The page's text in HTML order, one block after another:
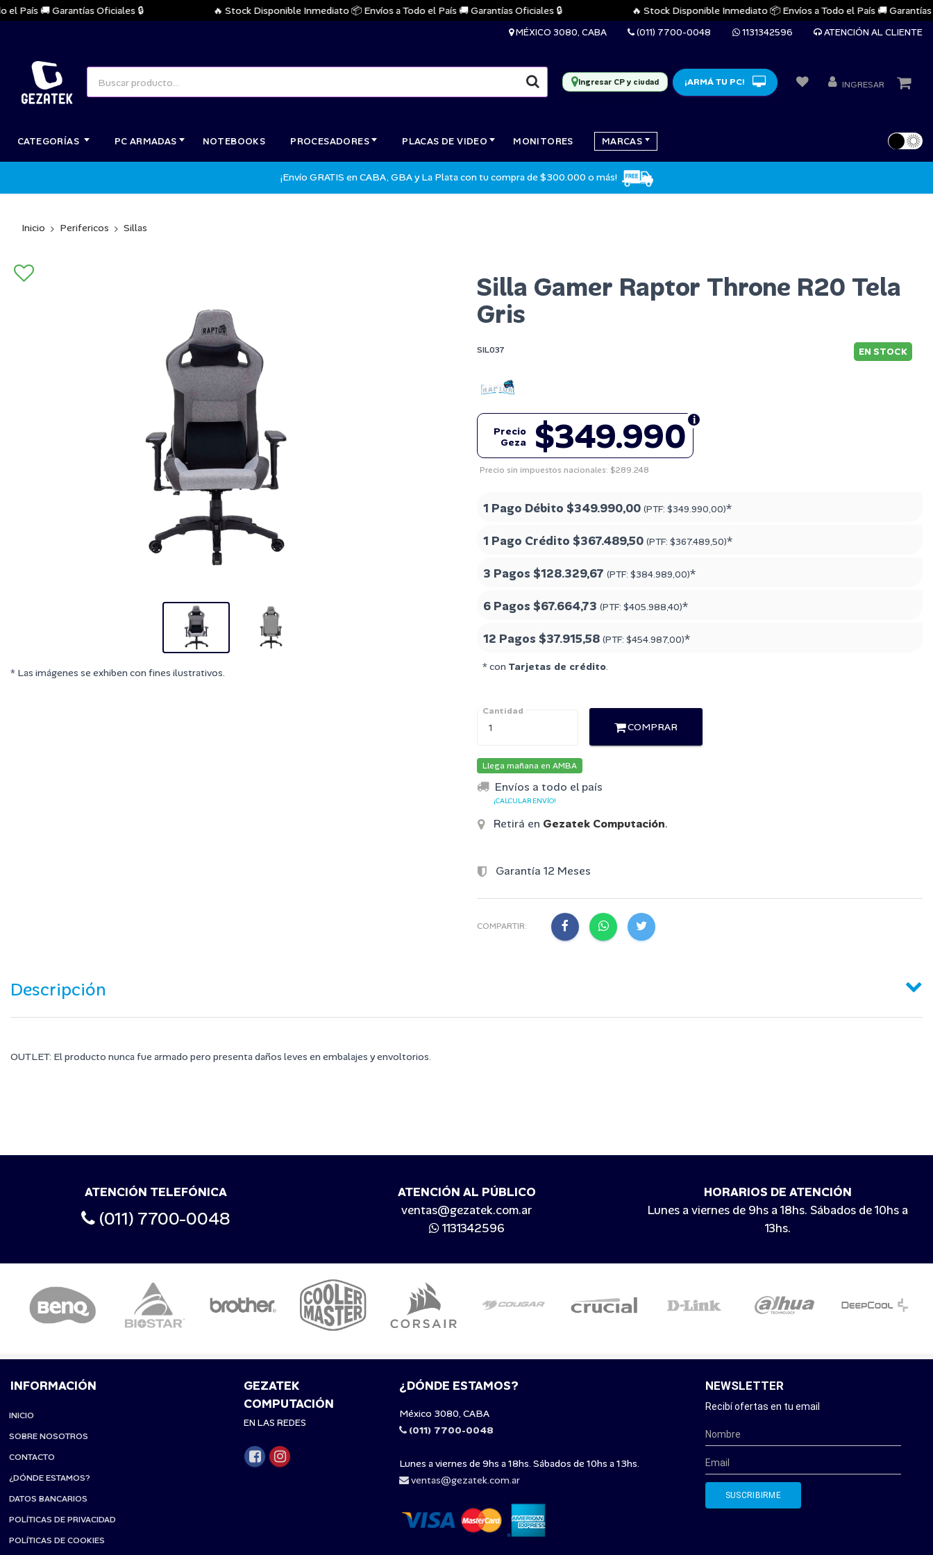
🚚 Garantías Oficiales 🔒 🔥 Stock Disponible Inmediato 📦 Envíos a Todo el País 🚚 Garantías Oficiales 🔒 🔥 Stock Disponible Inmediato 📦 Envíos a Todo el País 🚚 Garantías
MÉXICO 3080, CABA (011) 7700-0048 1131342596 ATENCIÓN AL CLIENTE
Ingresar CP y ciudad ¡ARMÁ TU PC! INGRESAR
CATEGORÍAS PC ARMADAS NOTEBOOKS PROCESADORES PLACAS DE VIDEO MONITORES MARCAS
¡Envío GRATIS en CABA, GBA y La Plata con tu compra de $300.000 o más!
Inicio Perifericos Sillas
* Las imágenes se exhiben con fines ilustrativos.
Silla Gamer Raptor Throne R20 Tela
Gris
SIL037 EN STOCK
$349.990
Precio
Geza
Precio sin impuestos nacionales: $289.248
1 Pago Débito $349.990,00 (PTF: $349.990,00)*
1 Pago Crédito $367.489,50 (PTF: $367.489,50)*
3 Pagos $128.329,67 (PTF: $384.989,00)*
6 Pagos $67.664,73 (PTF: $405.988,40)*
12 Pagos $37.915,58 (PTF: $454.987,00)*
* con Tarjetas de crédito
Cantidad
COMPRAR
Llega mañana en AMBA
Envíos a todo el país
¡CALCULAR ENVÍO!
Retirá en Gezatek Computación.
Garantía 12 Meses
COMPARTIR:
Descripción
OUTLET: El producto nunca fue armado pero presenta daños leves en embalajes y envoltorios.
ATENCIÓN TELEFÓNICA
(011) 7700-0048
ATENCIÓN AL PÚBLICO
ventas@gezatek.com.ar
1131342596
HORARIOS DE ATENCIÓN
Lunes a viernes de 9hs a 18hs. Sábados de 10hs a
13hs.
INFORMACIÓN
INICIO
SOBRE NOSOTROS
CONTACTO
¿DÓNDE ESTAMOS?
DATOS BANCARIOS
POLÍTICAS DE PRIVACIDAD
POLÍTICAS DE COOKIES
GEZATEK
COMPUTACIÓN
EN LAS REDES
¿DÓNDE ESTAMOS?
México 3080, CABA
(011) 7700-0048
Lunes a viernes de 9hs a 18hs. Sábados de 10hs a 13hs.
ventas@gezatek.com.ar
NEWSLETTER
Recibí ofertas en tu email